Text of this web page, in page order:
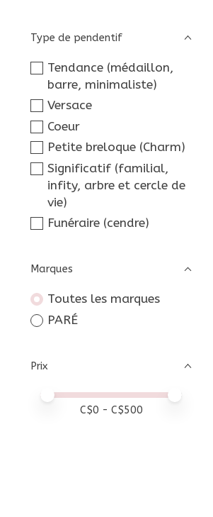
Type de pendentif
Tendance (médaillon,
barre, minimaliste)
Versace
Coeur
Petite breloque (Charm)
Significatif (familial,
infity, arbre et cercle de
vie)
Funéraire (cendre)
Marques
Toutes les marques
PARÉ
Prix
Prix minimum
Price maximum value
C$0 - C$500